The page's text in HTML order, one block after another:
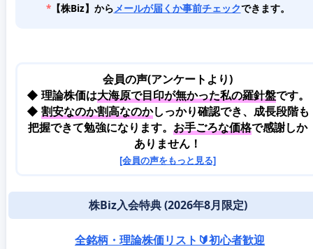
*【株Biz】から メールが届くか事前チェックできます。
会員の声(アンケートより)
◆ 理論株価は大海原で目印が無かった私の羅針盤です。
◆ 割安なのか割高なのかしっかり確認でき、成長段階も
把握できて勉強になります。 お手ごろな価格で感謝しか
ありません！
[会員の声をもっと見る]
株Biz入会特典 (2026年8月限定)
全銘柄・理論株価リスト🔰初心者歓迎